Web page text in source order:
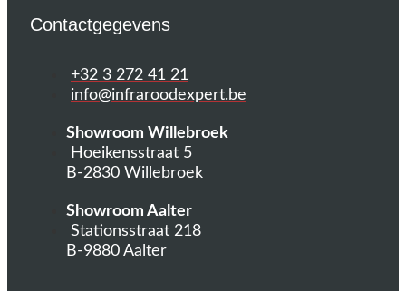
Contactgegevens
+32 3 272 41 21
info@infraroodexpert.be
Showroom Willebroek
Hoeikensstraat 5
B-2830 Willebroek
Showroom Aalter
Stationsstraat 218
B-9880 Aalter